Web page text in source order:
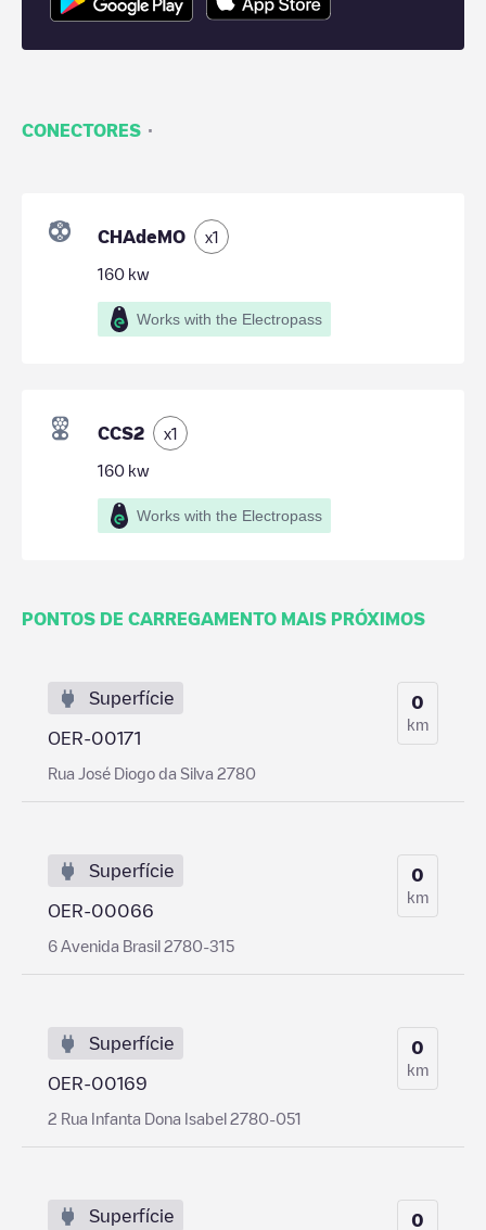
CONECTORES ·
CHAdeMO x1
160 kw
Works with the Electropass
CCS2 x1
160 kw
Works with the Electropass
PONTOS DE CARREGAMENTO MAIS PRÓXIMOS
Superfície
OER-00171
Rua José Diogo da Silva 2780
0
km
Superfície
OER-00066
6 Avenida Brasil 2780-315
0
km
Superfície
OER-00169
2 Rua Infanta Dona Isabel 2780-051
0
km
Superfície 0